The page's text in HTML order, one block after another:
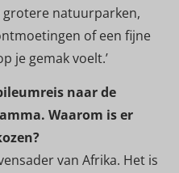
grotere natuurparken,
of een fijne
je gemak voelt.’
naar de
Waarom is er
van Afrika. Het is